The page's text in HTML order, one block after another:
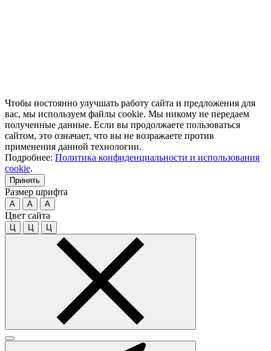
Чтобы постоянно улучшать работу сайта и предложения для
вас, мы используем файлы cookie. Мы никому не передаем
полученные данные. Если вы продолжаете пользоваться
сайтом, это означает, что вы не возражаете против
применения данной технологии.
Подробнее: Политика конфиденциальности и использования
cookie.
Принять
Размер шрифта
A A A
Цвет сайта
Ц Ц Ц